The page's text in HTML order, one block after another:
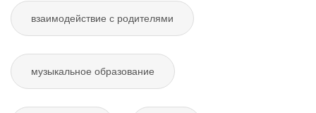
взаимодействие с родителями
музыкальное образование